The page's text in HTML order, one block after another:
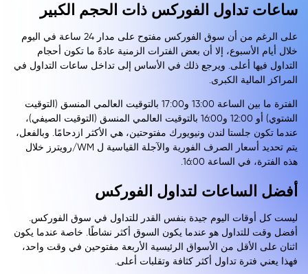
ساعات تداول الفوركس ذات الحجم الكبير
على الرغم من أن سوق الفوركس مفتوح على مدار 24 ساعة في اليوم
خلال أيام الأسبوع، إلا أن بعض الفترات الزمنية عادةً ما تكون أحجام
التداول فيها أعلى. ويرجع ذلك في الأساس إلى تداخل ساعات التداول في
المراكز المالية الكبرى.
الفترة ما بين الساعة 13:00 و17:00 بالتوقيت العالمي المنسق (التوقيت
الشتوي) أو 12:00 و16:00 بالتوقيت العالمي المنسق (التوقيت الصيفي)،
عندما تكون جلستا لندن ونيويورك مفتوحتين، هي الأكثر ازدحامًا. وبالفعل،
يتم تحديد أسعار الصرف الفورية والآجلة القياسية ل WM/رويترز خلال
هذه الفترة، في الساعة 16:00.
أفضل الساعات لتداول الفوركس
ليست كل أوقات اليوم جيدة بنفس القدر للتداول في سوق الفوركس.
أفضل وقت للتداول هو عندما يكون السوق أكثر نشاطًا. خاصة عندما يكون
اثنان على الأقل من الأسواق الرئيسية الأربعة مفتوحين في وقت واحد،
فهذا يعني فترة تداول أكثر كثافة وتقلبات أعلى.